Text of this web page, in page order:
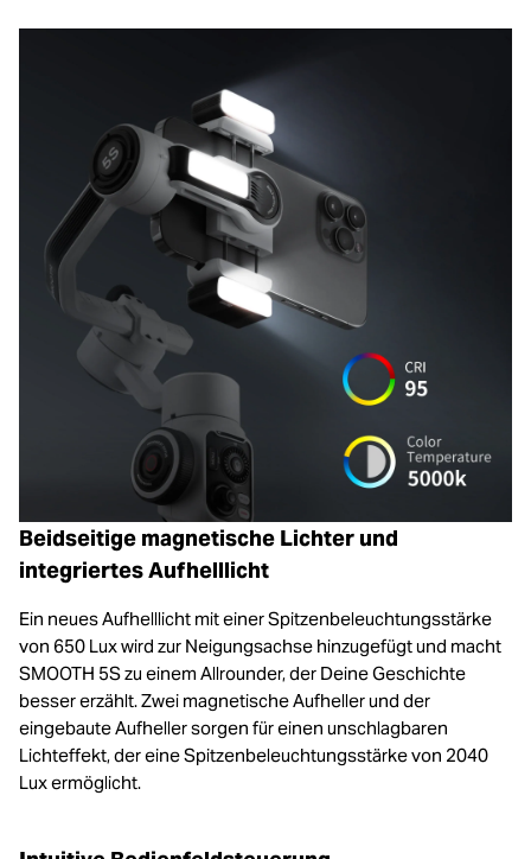
Beidseitige magnetische Lichter und
integriertes Aufhelllicht
Ein neues Aufhelllicht mit einer Spitzenbeleuchtungsstärke
von 650 Lux wird zur Neigungsachse hinzugefügt und macht
SMOOTH 5S zu einem Allrounder, der Deine Geschichte
besser erzählt. Zwei magnetische Aufheller und der
eingebaute Aufheller sorgen für einen unschlagbaren
Lichteffekt, der eine Spitzenbeleuchtungsstärke von 2040
Lux ermöglicht.